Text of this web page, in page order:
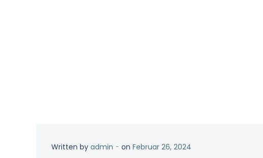
Written by admin - on Februar 26, 2024